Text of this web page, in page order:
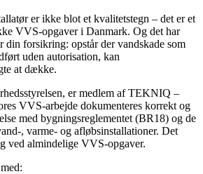
er ikke blot et kvalitetstegn – det er et
VVS-opgaver i Danmark. Og det har
din forsikring: opstår der vandskade som
uden autorisation, kan
at dække.
er medlem af TEKNIQ –
VVS-arbejde dokumenteres korrekt og
med bygningsreglementet (BR18) og de
, varme- og afløbsinstallationer. Det
ved almindelige VVS-opgaver.